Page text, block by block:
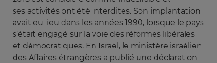
ses activités ont été interdites. Son implantation
avait eu lieu dans les années 1990, lorsque le pays
s’était engagé sur la voie des réformes libérales
et démocratiques. En Israël, le ministère israélien
des Affaires étrangères a publié une déclaration